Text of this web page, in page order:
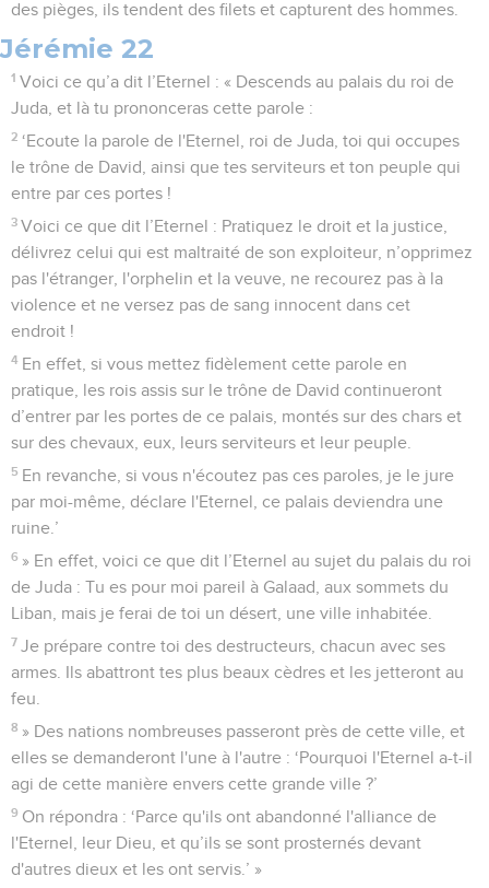
des pièges, ils tendent des filets et capturent des hommes.
Jérémie 22
1 Voici ce qu’a dit l’Eternel : « Descends au palais du roi de
Juda, et là tu prononceras cette parole :
2 ‘Ecoute la parole de l'Eternel, roi de Juda, toi qui occupes
le trône de David, ainsi que tes serviteurs et ton peuple qui
entre par ces portes !
3 Voici ce que dit l’Eternel : Pratiquez le droit et la justice,
délivrez celui qui est maltraité de son exploiteur, n’opprimez
pas l'étranger, l'orphelin et la veuve, ne recourez pas à la
violence et ne versez pas de sang innocent dans cet
endroit !
4 En effet, si vous mettez fidèlement cette parole en
pratique, les rois assis sur le trône de David continueront
d’entrer par les portes de ce palais, montés sur des chars et
sur des chevaux, eux, leurs serviteurs et leur peuple.
5 En revanche, si vous n'écoutez pas ces paroles, je le jure
par moi-même, déclare l'Eternel, ce palais deviendra une
ruine.’
6 » En effet, voici ce que dit l’Eternel au sujet du palais du roi
de Juda : Tu es pour moi pareil à Galaad, aux sommets du
Liban, mais je ferai de toi un désert, une ville inhabitée.
7 Je prépare contre toi des destructeurs, chacun avec ses
armes. Ils abattront tes plus beaux cèdres et les jetteront au
feu.
8 » Des nations nombreuses passeront près de cette ville, et
elles se demanderont l'une à l'autre : ‘Pourquoi l'Eternel a-t-il
agi de cette manière envers cette grande ville ?’
9 On répondra : ‘Parce qu'ils ont abandonné l'alliance de
l'Eternel, leur Dieu, et qu’ils se sont prosternés devant
d'autres dieux et les ont servis.’ »